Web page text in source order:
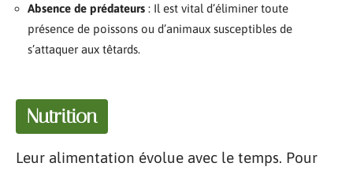
Absence de prédateurs : Il est vital d’éliminer toute
présence de poissons ou d’animaux susceptibles de
s’attaquer aux têtards.
Nutrition
Leur alimentation évolue avec le temps. Pour